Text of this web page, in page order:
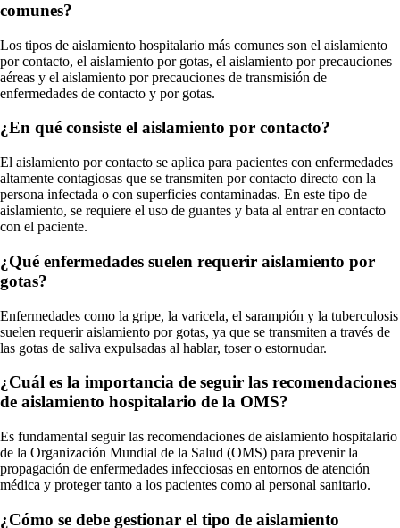
comunes?
Los tipos de aislamiento hospitalario más comunes son el aislamiento
por contacto, el aislamiento por gotas, el aislamiento por precauciones
aéreas y el aislamiento por precauciones de transmisión de
enfermedades de contacto y por gotas.
¿En qué consiste el aislamiento por contacto?
El aislamiento por contacto se aplica para pacientes con enfermedades
altamente contagiosas que se transmiten por contacto directo con la
persona infectada o con superficies contaminadas. En este tipo de
aislamiento, se requiere el uso de guantes y bata al entrar en contacto
con el paciente.
¿Qué enfermedades suelen requerir aislamiento por
gotas?
Enfermedades como la gripe, la varicela, el sarampión y la tuberculosis
suelen requerir aislamiento por gotas, ya que se transmiten a través de
las gotas de saliva expulsadas al hablar, toser o estornudar.
¿Cuál es la importancia de seguir las recomendaciones
de aislamiento hospitalario de la OMS?
Es fundamental seguir las recomendaciones de aislamiento hospitalario
de la Organización Mundial de la Salud (OMS) para prevenir la
propagación de enfermedades infecciosas en entornos de atención
médica y proteger tanto a los pacientes como al personal sanitario.
¿Cómo se debe gestionar el tipo de aislamiento